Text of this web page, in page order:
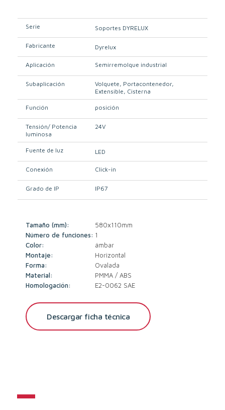
Serie Soportes DYRELUX
Fabricante Dyrelux
Aplicación Semirremolque industrial
Subaplicación Volquete Portacontenedor
Extensible Cisterna
Función posición
Tensión/ Potencia
luminosa
24V
Fuente de luz LED
Conexión Click-in
Grado de IP IP67
Tamaño (mm):
580x110mm
Número de funciones: 1
Color:
ámbar
Montaje:
Horizontal
Forma:
Ovalada
Material:
PMMA / ABS
Homologación:
E2-0062 SAE
Descargar ficha técnica